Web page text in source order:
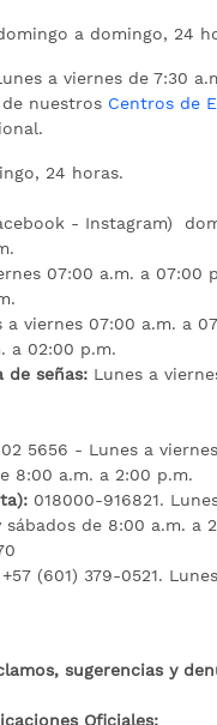
a domingo, 24
a viernes de 7:30
nuestros Centros de
24 horas.
- Instagram)
07:00 a.m. a 07:00
a viernes 07:00 a.m. a
a 02:00 p.m.
de señas: Lunes a
5656 - Lunes a
8:00 a.m. a 2:00 p.m.
018000-916821.
de 8:00 a.m. a
+57 (601) 379-0521.
sugerencias y
Oficiales: